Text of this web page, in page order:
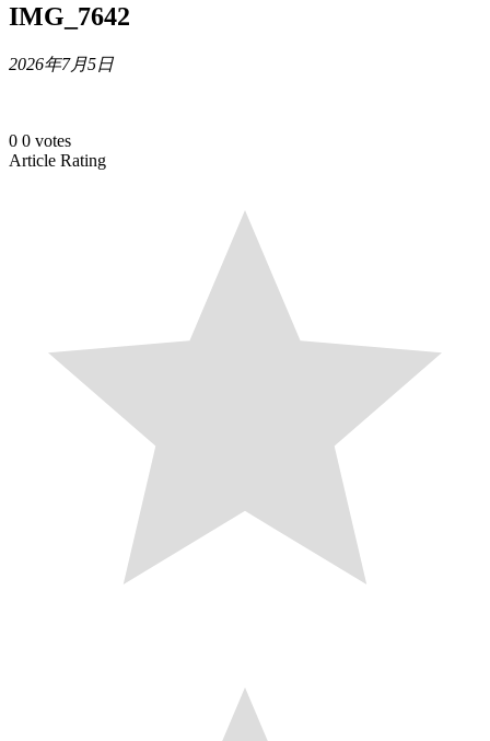
IMG_7642
2026年7月5日
0 0 votes
Article Rating